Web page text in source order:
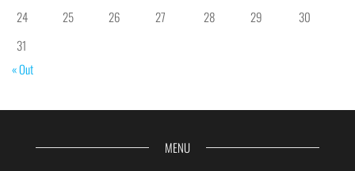
24
25 26 27 28 29
30
31
« Out
MENU